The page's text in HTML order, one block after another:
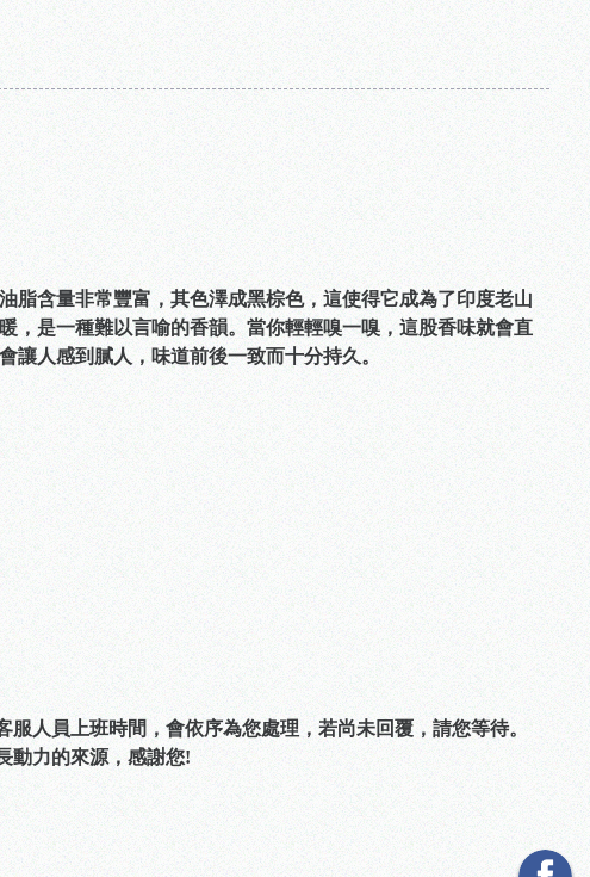
脂含量非常豐富，其色澤成黑棕色，這使得它成為了印度老山
，是一種難以言喻的香韻。當你輕輕嗅一嗅，這股香味就會直
人感到膩人，味道前後一致而十分持久。
人員上班時間，會依序為您處理，若尚未回覆，請您等待。
動力的來源，感謝您!